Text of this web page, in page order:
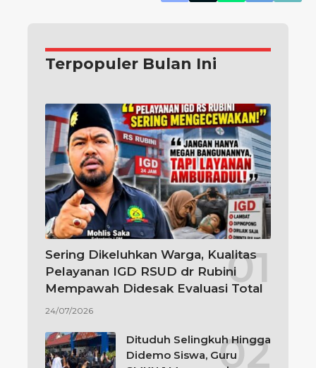
Terpopuler Bulan Ini
Sering Dikeluhkan Warga, Kualitas
Pelayanan IGD RSUD dr Rubini
Mempawah Didesak Evaluasi Total
24/07/2026
Dituduh Selingkuh Hingga
Didemo Siswa, Guru